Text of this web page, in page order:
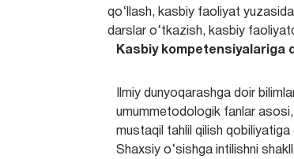
qo‘llash, kasbiy faoliyat
darslar o‘tkazish, kasbiy
Kasbiy kompetensiyalariga
Ilmiy dunyoqarashga doir
umummetodologik fanlar
mustaqil tahlil qilish qobiliyatiga
Shaxsiy o‘sishga intilishni